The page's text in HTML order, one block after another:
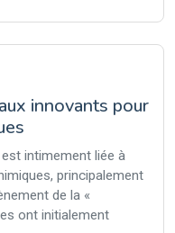
innovants pour
est intimement liée à
principalement
de la «
ont initialement